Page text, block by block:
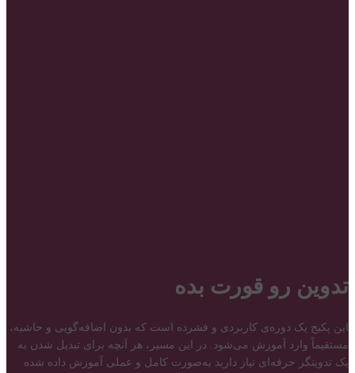
تدوین رو قورت بده
این پکیج یک دوره‌ی کاربردی و فشرده است که بدون اضافه‌گویی و حاشیه،
مستقیماً وارد آموزش می‌شود. در این مسیر، هر آنچه برای تبدیل شدن به
یک تدوینگر حرفه‌ای نیاز دارید به‌صورت کامل و عملی آموزش داده شده